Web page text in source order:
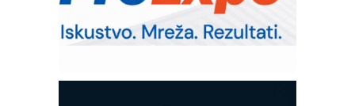
Sigurnije ispitivanje transformatora u
solarnim elektranama i vetroparkovima
Pranje točkova na gradilištu- standard
Proizvodnja iC7 Hybrid 1500 VDC